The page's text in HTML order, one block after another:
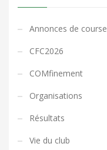
Annonces de course
CFC2026
COMfinement
Organisations
Résultats
Vie du club